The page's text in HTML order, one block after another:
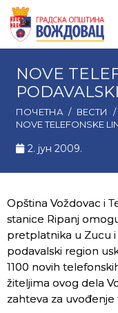
NOVE
ПОЧЕТНА / ВЕСТИ
/
NOVE TELEFONSKE
2. јун 2009.
Opština Voždovac i
stanice Ripanj
pretplatnika u Zucu i
podavalski region
1100 novih
žiteljima ovog dela
zahteva za uvođenje